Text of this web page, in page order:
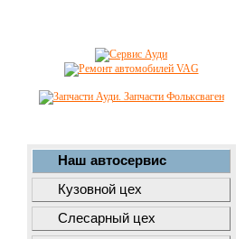
Наш автосервис
Кузовной цех
Слесарный цех